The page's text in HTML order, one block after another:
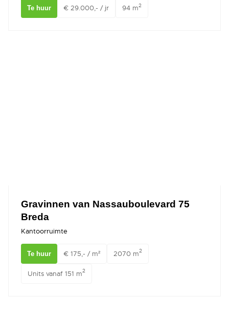
Te huur € 29.000,- / jr 94 m2
Gravinnen van Nassauboulevard 75
Breda
Kantoorruimte
Te huur € 175,- / m² 2070 m2
Units vanaf 151 m2